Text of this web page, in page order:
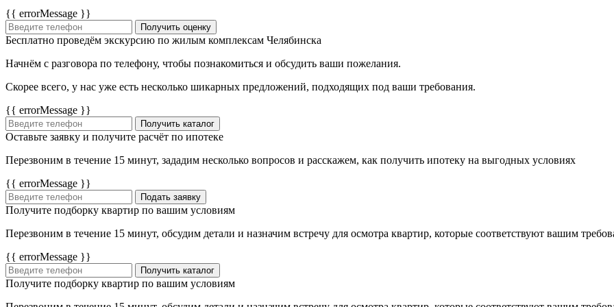
{{ errorMessage }}
Получить оценку
Бесплатно проведём экскурсию по жилым комплексам Челябинска
Начнём с разговора по телефону, чтобы познакомиться и обсудить ваши пожелания.
Скорее всего, у нас уже есть несколько шикарных предложений, подходящих под ваши требования.
{{ errorMessage }}
Получить каталог
Оставьте заявку и получите расчёт по ипотеке
Перезвоним в течение 15 минут, зададим несколько вопросов и расскажем, как получить ипотеку на выгодных условиях
{{ errorMessage }}
Подать заявку
Получите подборку квартир по вашим условиям
Перезвоним в течение 15 минут, обсудим детали и назначим встречу для осмотра квартир, которые соответствуют вашим
{{ errorMessage }}
Получить каталог
Получите подборку квартир по вашим условиям